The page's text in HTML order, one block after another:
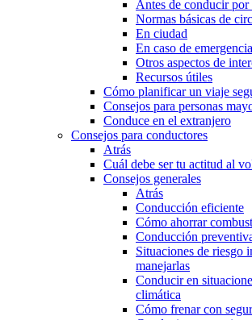
Antes de conducir por
Normas básicas de
En ciudad
En caso de emergencia
Otros aspectos de
Recursos útiles
Cómo planificar un viaje
Consejos para personas
Conduce en el extranjero
Consejos para conductores
Atrás
Cuál debe ser tu actitud al
Consejos generales
Atrás
Conducción eficiente
Cómo ahorrar
Conducción
Situaciones de riesgo
manejarlas
Conducir en
climática
Cómo frenar con